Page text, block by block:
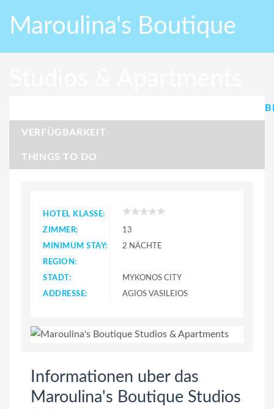
Maroulina's Boutique
VERFÜGBARKEIT
THINGS TO DO
HOTEL KLASSE:
ZIMMER:
13
MINIMUM STAY:
2 NÄCHTE
REGION:
STADT:
MYKONOS CITY
ADDRESSE:
AGIOS VASILEIOS
Informationen uber das
Maroulina's Boutique Studios